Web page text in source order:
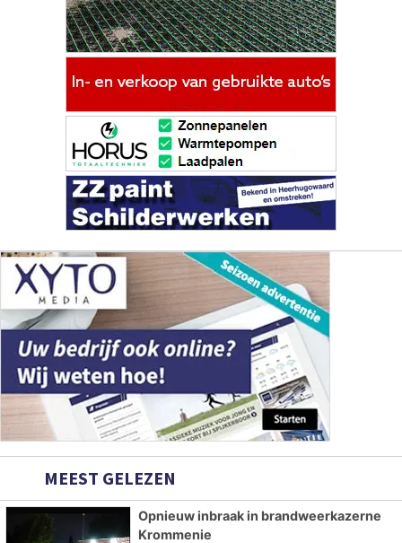
MEEST GELEZEN
Opnieuw inbraak in brandweerkazerne
Krommenie